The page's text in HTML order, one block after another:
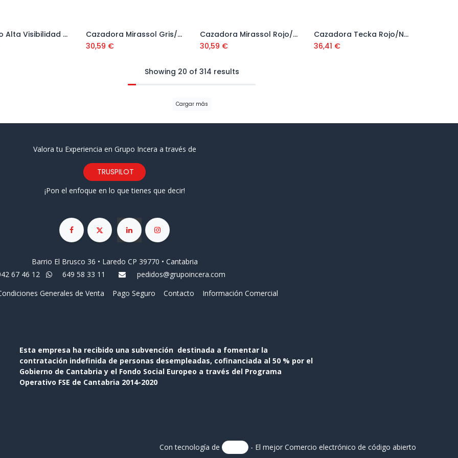
Añadir al carrito
Chaleco Alta Visibilidad Naranja
Añadir al carrito
Cazadora Mirassol Gris/Negro
30,59 €
Añadir al carrito
Cazadora Mirassol Rojo/Negro
30,59 €
Añadir al carrito
Cazadora Tecka Rojo/Negro
36,41 €
Showing 20 of 314 results
Cargar más
Valora tu Experiencia en Grupo Incera a través de
TRUSPILOT
¡Pon el enfoque en lo que tienes que decir!
Barrio El Brusco 36 • Laredo CP 39770 • Cantabria
67 46 12
649 58 33 11
pedidos@grupoincera.com
Generales de Venta Pago Seguro Contacto Información Comercial
Esta empresa ha recibido una subvención destinada a fomentar la
contratación indefinida de personas desempleadas, cofinanciada al 50 % por el
Gobierno de Cantabria y el Fondo Social Europeo a través del Programa
Operativo FSE de Cantabria 2014-2020
Con tecnología de - El mejor Comercio electrónico de código abierto